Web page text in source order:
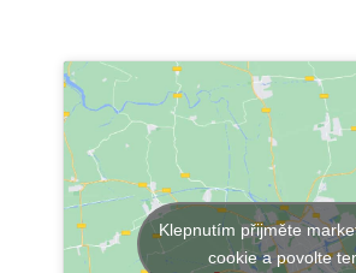
Klepnutím přijměte
cookie a povolte